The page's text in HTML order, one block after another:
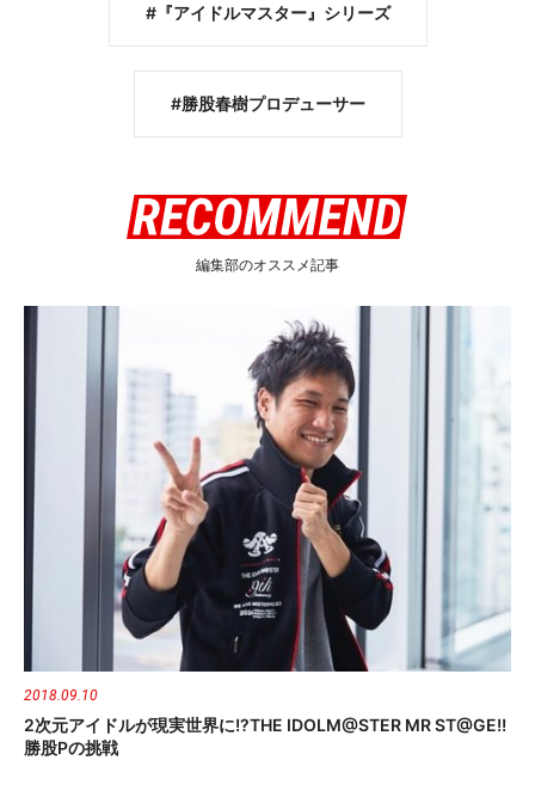
『アイドルマスター』シリーズ
勝股春樹プロデューサー
編集部のオススメ記事
2018.09.10
2次元アイドルが現実世界に!?THE IDOLM@STER MR ST@GE!!
勝股Pの挑戦